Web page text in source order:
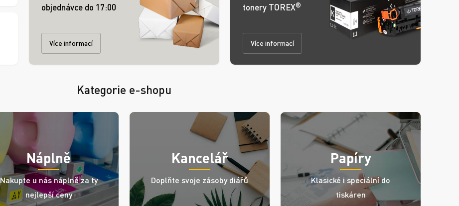
objednávce do 17:00
Více informací
tonery TOREX®
Více informací
Kategorie e-shopu
Náplně
Nakupte u nás náplně za ty
nejlepší ceny
Kancelář
Doplňte svoje zásoby diářů
Papíry
Klasické i speciální do
tiskáren